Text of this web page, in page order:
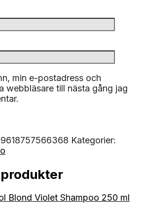
min e-postadress och
webbläsare till nästa gång jag
Kategorier: